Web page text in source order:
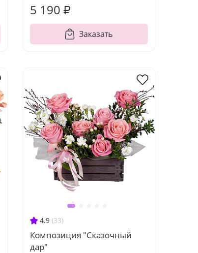
5 190 ₽
Заказать
4.9 (33)
Композиция "Сказочный
дар"